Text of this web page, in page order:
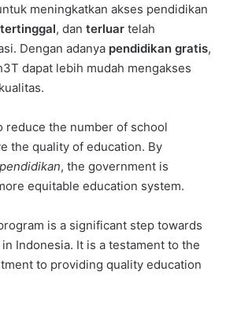
meningkatkan akses pendidikan
tertinggal, dan terluar telah
Dengan adanya pendidikan gratis,
dapat lebih mudah mengakses
reduce the number of school
the quality of education. By
, the government is
equitable education system.
is a significant step towards
Indonesia. It is a testament to the
to providing quality education